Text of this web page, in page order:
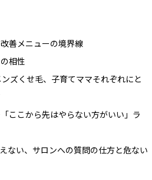
善メニューの境界線
相性
ズくせ毛、子育てママそれぞれにと
ここから先はやらない方がいい」ラ
ない、サロンへの質問の仕方と危ない